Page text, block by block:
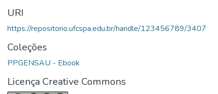
URI
https://repositorio.ufcspa.edu.br/handle/123456789/3407
Coleções
PPGENSAU - Ebook
Licença Creative Commons